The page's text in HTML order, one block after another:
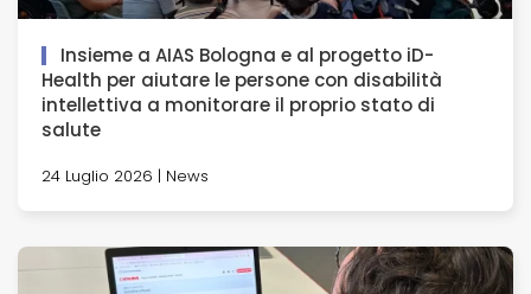
Insieme a AIAS Bologna e al progetto iD-
Health per aiutare le persone con disabilità
intellettiva a monitorare il proprio stato di
salute
24 Luglio 2026 | News